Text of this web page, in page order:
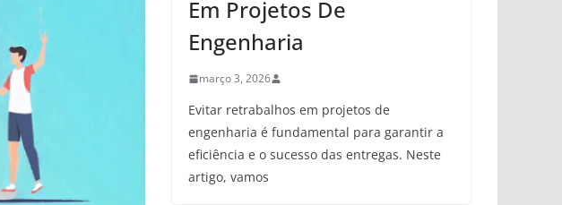
Em Projetos De
Engenharia
março 3, 2026
Evitar retrabalhos em projetos de
engenharia é fundamental para garantir a
eficiência e o sucesso das entregas. Neste
artigo, vamos